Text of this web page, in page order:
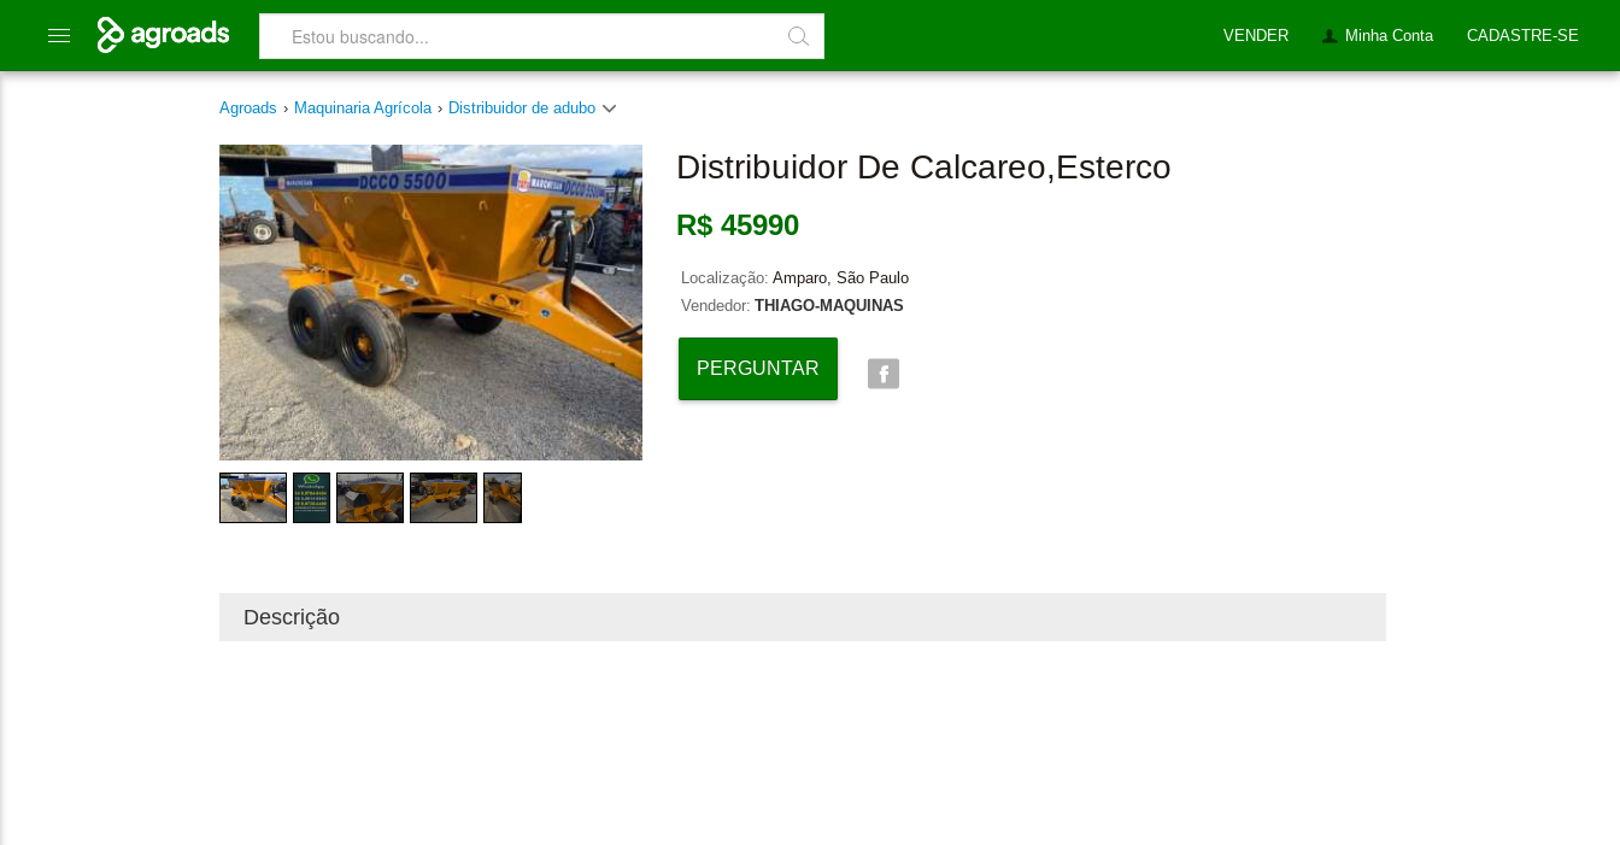
VENDER Minha Conta CADASTRE-SE
Agroads › Maquinaria Agrícola › Distribuidor de adubo
Distribuidor De Calcareo,esterco
R$ 45990
Localização: Amparo, São Paulo
Vendedor: THIAGO-MAQUINAS
PERGUNTAR
Descrição